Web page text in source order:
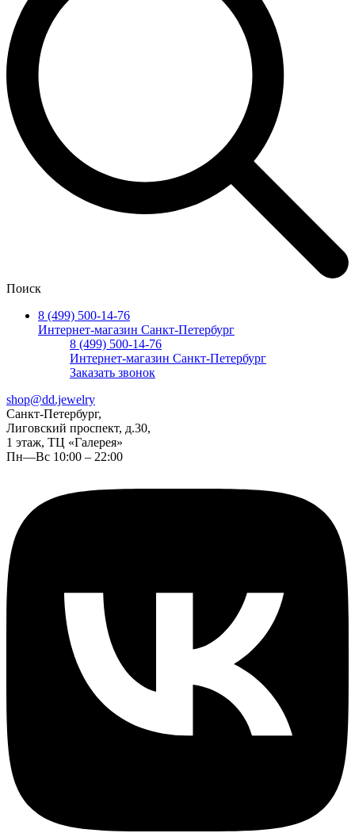
Поиск
8 (499) 500-14-76
Интернет-магазин Санкт-Петербург
8 (499) 500-14-76
Интернет-магазин Санкт-Петербург
Заказать звонок
shop@dd.jewelry
Санкт-Петербург,
Лиговский проспект, д.30,
1 этаж, ТЦ «Галерея»
Пн—Вс 10:00 – 22:00